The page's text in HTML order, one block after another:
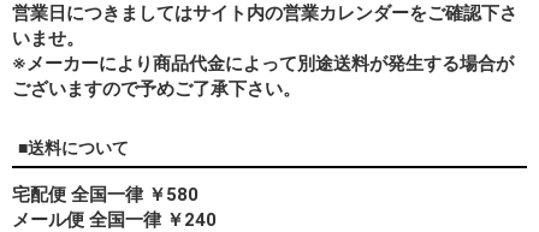
営業日につきましてはサイト内の営業カレンダーをご確認下さ
いませ。
※メーカーにより商品代金によって別途送料が発生する場合が
ございますので予めご了承下さい。
■送料について
宅配便 全国一律 ￥580
メール便 全国一律 ￥240